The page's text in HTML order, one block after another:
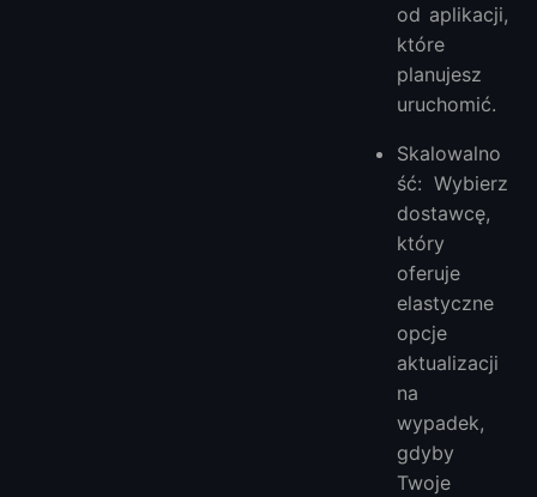
od aplikacji,
które
planujesz
uruchomić.
Skalowalno
ść: Wybierz
dostawcę,
który
oferuje
elastyczne
opcje
aktualizacji
na
wypadek,
gdyby
Twoje